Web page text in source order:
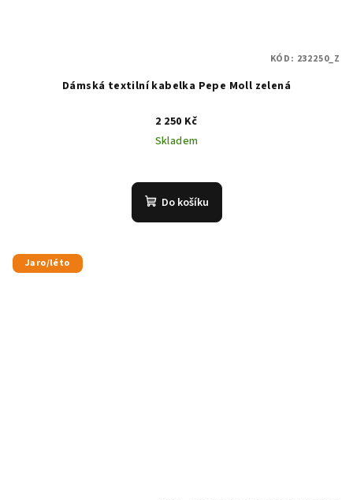
Dámská textilní kabelka Pepe Moll zelená
2 250 Kč
Skladem
Do košíku
KÓD: 232250_Z
Jaro/léto